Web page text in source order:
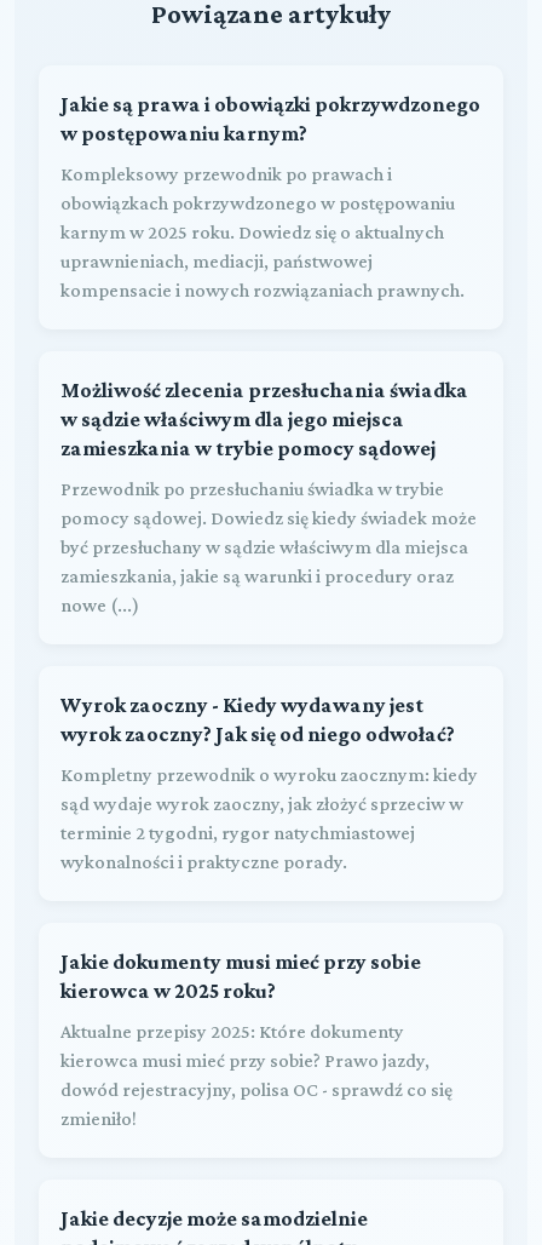
Powiązane artykuły
Jakie są prawa i obowiązki pokrzywdzonego
w postępowaniu karnym?
Kompleksowy przewodnik po prawach i
obowiązkach pokrzywdzonego w postępowaniu
karnym w 2025 roku. Dowiedz się o aktualnych
uprawnieniach, mediacji, państwowej
kompensacie i nowych rozwiązaniach prawnych.
Możliwość zlecenia przesłuchania świadka
w sądzie właściwym dla jego miejsca
zamieszkania w trybie pomocy sądowej
Przewodnik po przesłuchaniu świadka w trybie
pomocy sądowej. Dowiedz się kiedy świadek może
być przesłuchany w sądzie właściwym dla miejsca
zamieszkania, jakie są warunki i procedury oraz
nowe (...)
Wyrok zaoczny - Kiedy wydawany jest
wyrok zaoczny? Jak się od niego odwołać?
Kompletny przewodnik o wyroku zaocznym: kiedy
sąd wydaje wyrok zaoczny, jak złożyć sprzeciw w
terminie 2 tygodni, rygor natychmiastowej
wykonalności i praktyczne porady.
Jakie dokumenty musi mieć przy sobie
kierowca w 2025 roku?
Aktualne przepisy 2025: Które dokumenty
kierowca musi mieć przy sobie? Prawo jazdy,
dowód rejestracyjny, polisa OC - sprawdź co się
zmieniło!
Jakie decyzje może samodzielnie